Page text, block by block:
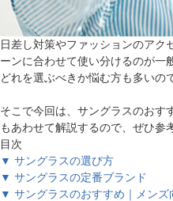
日差し対策やファッションのアク
ーンに合わせて使い分けるのが一
どれを選ぶべきか悩む方も多いの
そこで今回は、サングラスのおす
もあわせて解説するので、ぜひ参
目次
▼ サングラスの選び方
▼ サングラスの定番ブランド
▼ サングラスのおすすめ｜メンズ